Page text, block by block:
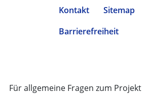
Kontakt Sitemap
Barrierefreiheit
Für allgemeine Fragen zum Projekt